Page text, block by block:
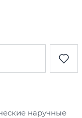
наручные